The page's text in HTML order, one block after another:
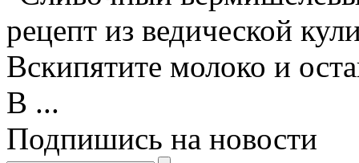
рецепт из ведической
Вскипятите молоко и
В ...
Подпишись на новости